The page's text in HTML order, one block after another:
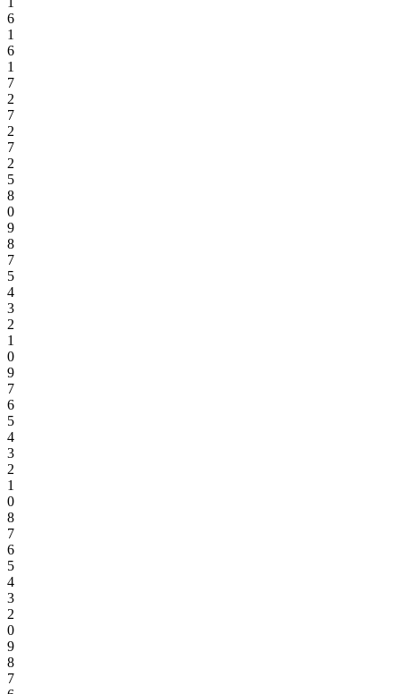
6
1
6
1
7
2
7
2
7
2
5
8
0
9
8
7
5
4
3
2
1
0
9
7
6
5
4
3
2
1
0
8
7
6
5
4
3
2
0
9
8
7